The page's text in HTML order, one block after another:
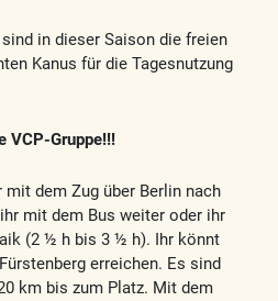
in dieser Saison die freien
Kanus für die Tagesnutzung
VCP-Gruppe!!!
dem Zug über Berlin nach
mit dem Bus weiter oder ihr
(2 ½ h bis 3 ½ h). Ihr könnt
erreichen. Es sind
km bis zum Platz. Mit dem